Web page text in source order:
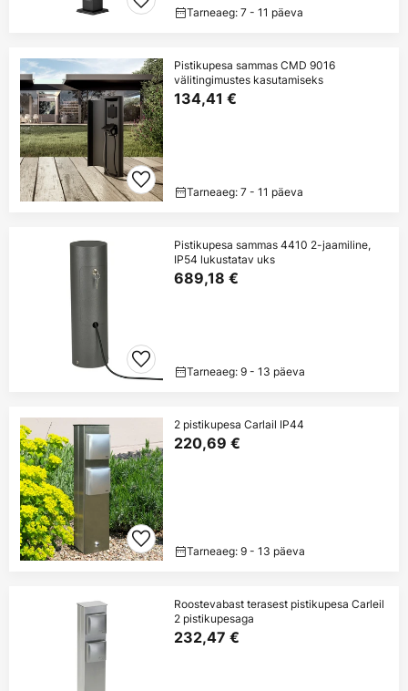
Tarneaeg: 7 - 11 päeva
Pistikupesa sammas CMD 9016
välitingimustes kasutamiseks
134,41 €
Tarneaeg: 7 - 11 päeva
Pistikupesa sammas 4410 2-jaamiline,
IP54 lukustatav uks
689,18 €
Tarneaeg: 9 - 13 päeva
2 pistikupesa Carlail IP44
220,69 €
Tarneaeg: 9 - 13 päeva
Roostevabast terasest pistikupesa Carleil
2 pistikupesaga
232,47 €